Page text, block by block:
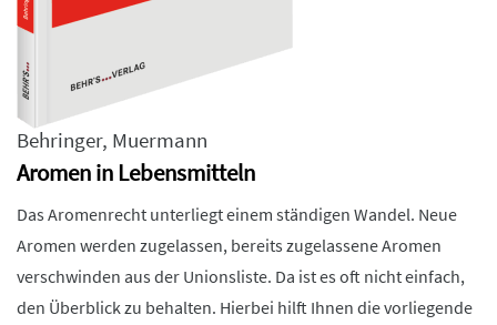
Behringer, Muermann
Aromen in Lebensmitteln
Das Aromenrecht unterliegt einem ständigen Wandel. Neue
Aromen werden zugelassen, bereits zugelassene Aromen
verschwinden aus der Unionsliste. Da ist es oft nicht einfach,
den Überblick zu behalten. Hierbei hilft Ihnen die vorliegende